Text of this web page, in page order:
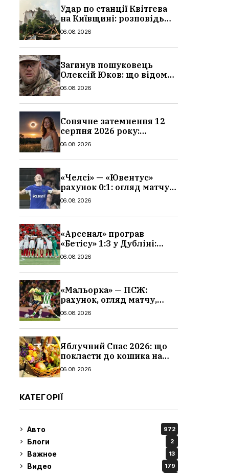
Удар по станції Квітгева
на Київщині: розповідь
очевидців, як вісім людей
сталося
06.08.2026
Загинув пошуковець
Олексій Юков: що відомо
про його роботу, хто він
06.08.2026
Сонячне затемнення 12
серпня 2026 року:
гороскоп, кому із знаків
06.08.2026
«Челсі» — «Ювентус»
рахунок 0:1: огляд матчу
та вихід Мудрика
06.08.2026
«Арсенал» програв
«Бетісу» 1:3 у Дубліні:
огляд матчу та всі голи
06.08.2026
«Мальорка» — ПСЖ:
рахунок, огляд матчу,
голи та склад парижан
06.08.2026
Яблучний Спас 2026: що
покласти до кошика на
освячення, які фрукти,
06.08.2026
КАТЕГОРІЇ
Авто 972
Блоги 2
Важное 13
Видео 179